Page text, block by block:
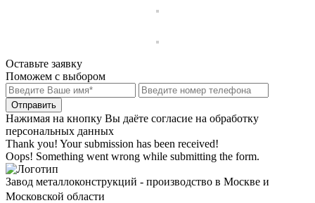
Оставьте заявку
Поможем с выбором
Нажимая на кнопку Вы даёте согласие на обработку
персональных данных
Thank you! Your submission has been received!
Oops! Something went wrong while submitting the form.
Завод металлоконструкций - производство в Москве и
Московской области